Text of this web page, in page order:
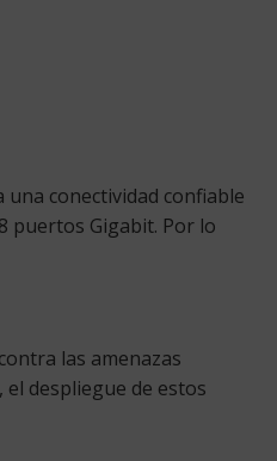
conectividad confiable
puertos Gigabit. Por lo
las amenazas
despliegue de estos